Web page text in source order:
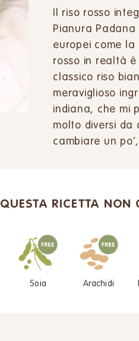
Il riso rosso
Pianura
europei come
rosso in realtà
classico riso
meraviglioso
indiana, che mi
molto diversi da
cambiare un
QUESTA RICETTA NON
Soia Arachidi